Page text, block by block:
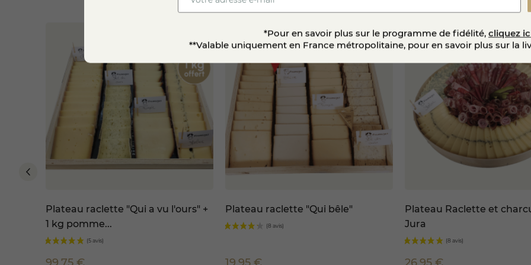
plateau raclette et charcuterie disponible sur notre fromagerie en ligne ou en
Plateau raclette "Qui a vu l'ours" +
1 kg pomme...
99,75 €
Plateau raclette "Qui bêle"
19,95 €
Plateau Raclette et
Jura
26,95 €
*Pour en savoir plus sur le programme de fidélité, cliquez
**Valable uniquement en France métropolitaine, pour en savoir plus sur la